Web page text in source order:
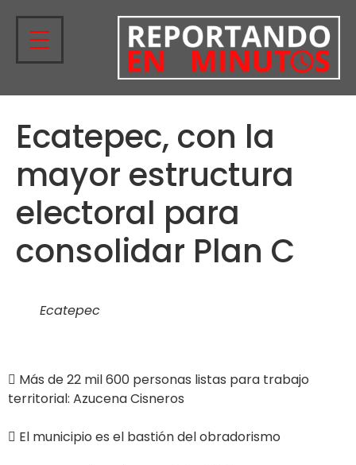
Ecatepec, con la
mayor estructura
electoral para
consolidar Plan C
Ecatepec
 Más de 22 mil 600 personas listas para trabajo
territorial: Azucena Cisneros
 El municipio es el bastión del obradorismo